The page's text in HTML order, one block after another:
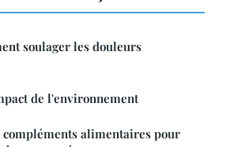
soulager les douleurs
de l'environnement
alimentaires pour